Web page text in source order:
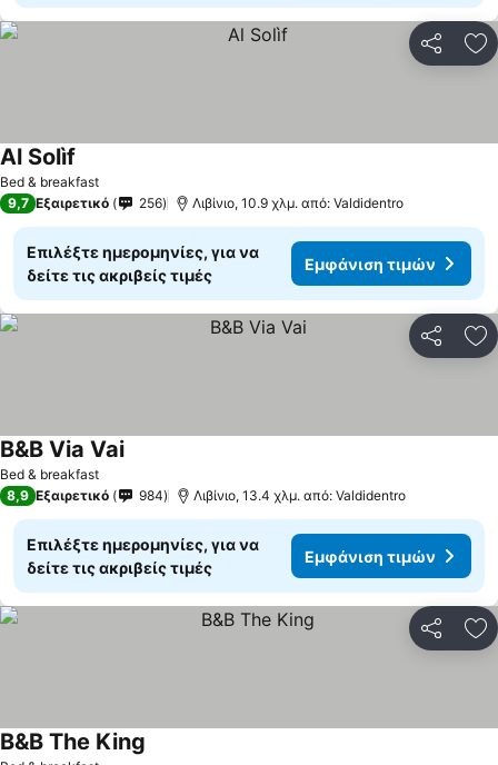
Bed & breakfast
Al Solìf
9,7 Εξαιρετικό 256 Λιβίνιο, 10.9 χλμ. από: Valdidentro
Επιλέξτε ημερομηνίες, για να
δείτε τις ακριβείς τιμές
Εμφάνιση τιμών
Bed & breakfast
B&B Via Vai
8,9 Εξαιρετικό 984 Λιβίνιο, 13.4 χλμ. από: Valdidentro
Επιλέξτε ημερομηνίες, για να
δείτε τις ακριβείς τιμές
Εμφάνιση τιμών
B&B The King